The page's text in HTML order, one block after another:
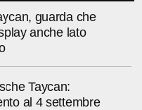
guarda che
anche lato
Taycan:
al 4 settembre